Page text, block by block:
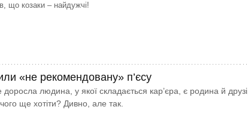
що козаки – найдужчі!
«не рекомендовану» п’єсу
доросла людина, у якої складається кар’єра, є родина й друзі,
ще хотіти? Дивно, але так.